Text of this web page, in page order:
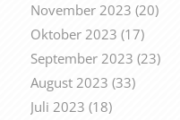
November 2023 (20)
Oktober 2023 (17)
September 2023 (23)
August 2023 (33)
Juli 2023 (18)